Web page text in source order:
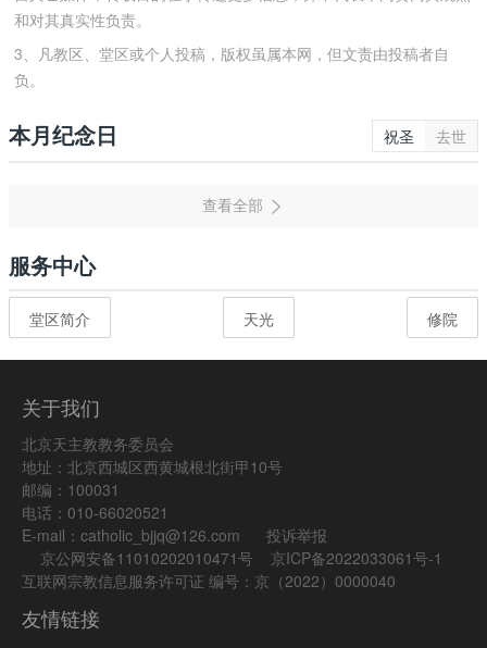
和对其真实性负责。
3、凡教区、堂区或个人投稿，版权虽属本网，但文责由投稿者自
负。
本月纪念日 祝圣 去世
服务中心
堂区简介 天光 修院
关于我们
北京天主教教务委员会
地址：北京西城区西黄城根北街甲10号
邮编：100031
电话：010-66020521
E-mail：catholic_bjjq@126.com 投诉举报
京公网安备11010202010471号
京ICP备2022033061号-1
互联网宗教信息服务许可证 编号：京（2022）0000040
友情链接